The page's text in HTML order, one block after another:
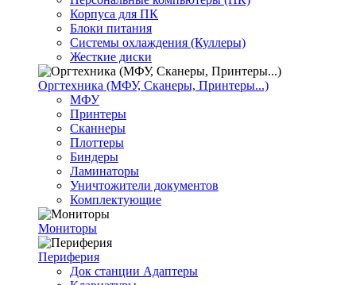
Корпуса для ПК
Блоки питания
Системы охлаждения (Куллеры)
Жесткие диски
Оргтехника (МФУ, Сканеры, Принтеры...)
МФУ
Принтеры
Сканнеры
Плоттеры
Биндеры
Ламинаторы
Уничтожители документов
Комплектующие
Мониторы
Периферия
Док станции Адаптеры